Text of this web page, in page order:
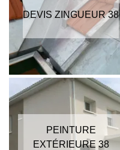
DEVIS ZINGUEUR 38
PEINTURE
EXTÉRIEURE 38